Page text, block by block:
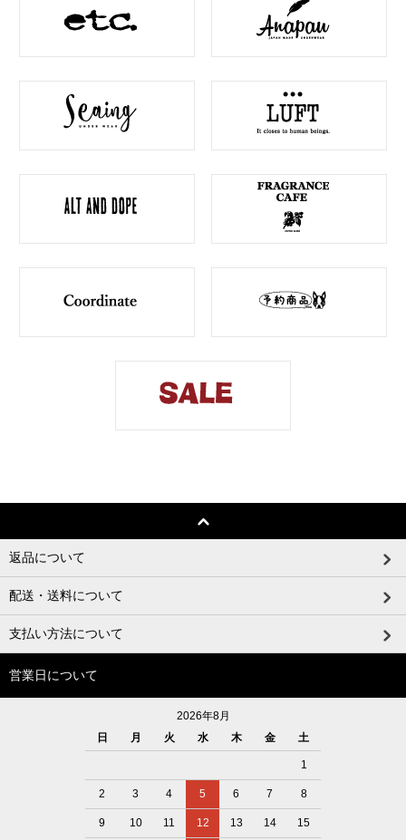
返品について
配送・送料について
支払い方法について
営業日について
2026年8月
日
月 火 水 木 金 土
1
2 3 4 5 6 7 8
9 10 11 12 13 14 15